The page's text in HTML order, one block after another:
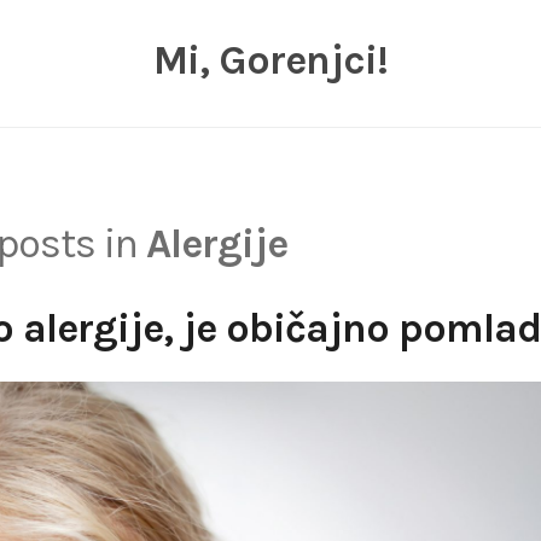
Mi, Gorenjci!
in Alergije
alergije, je običajno pomlad